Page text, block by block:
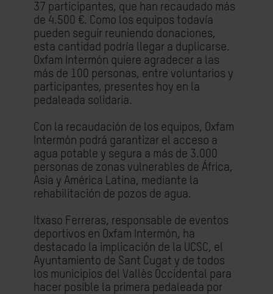
37 participantes, que han recaudado más
de 4.500 €. Como los equipos todavía
pueden seguir reuniendo donaciones,
esta cantidad podría llegar a duplicarse.
Oxfam Intermón quiere agradecer a las
más de 100 personas, entre voluntarios y
participantes, presentes hoy en la
pedaleada solidaria.
Con la recaudación de los equipos, Oxfam
Intermón podrá garantizar el acceso a
agua potable y segura a más de 3.000
personas de zonas vulnerables de África,
Asia y América Latina, mediante la
rehabilitación de pozos de agua.
Itxaso Ferreras, responsable de eventos
deportivos en Oxfam Intermón, ha
destacado la implicación de la UCSC, el
Ayuntamiento de Sant Cugat y de todos
los municipios del Vallès Occidental para
hacer posible la primera pedaleada por